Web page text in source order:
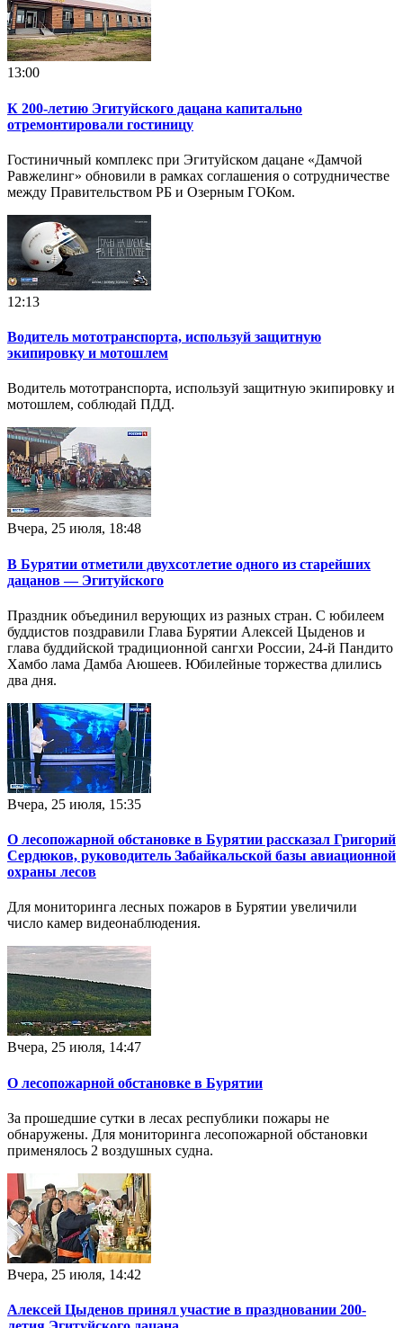
13:00
К 200-летию Эгитуйского дацана капитально
отремонтировали гостиницу
Гостиничный комплекс при Эгитуйском дацане «Дамчой
Равжелинг» обновили в рамках соглашения о сотрудничестве
между Правительством РБ и Озерным ГОКом.
12:13
Водитель мототранспорта, используй защитную
экипировку и мотошлем
Водитель мототранспорта, используй защитную экипировку и
мотошлем, соблюдай ПДД.
Вчера, 25 июля, 18:48
В Бурятии отметили двухсотлетие одного из старейших
дацанов — Эгитуйского
Праздник объединил верующих из разных стран. С юбилеем
буддистов поздравили Глава Бурятии Алексей Цыденов и
глава буддийской традиционной сангхи России, 24-й Пандито
Хамбо лама Дамба Аюшеев. Юбилейные торжества длились
два дня.
Вчера, 25 июля, 15:35
О лесопожарной обстановке в Бурятии рассказал Григорий
Сердюков, руководитель Забайкальской базы авиационной
охраны лесов
Для мониторинга лесных пожаров в Бурятии увеличили
число камер видеонаблюдения.
Вчера, 25 июля, 14:47
О лесопожарной обстановке в Бурятии
За прошедшие сутки в лесах республики пожары не
обнаружены. Для мониторинга лесопожарной обстановки
применялось 2 воздушных судна.
Вчера, 25 июля, 14:42
Алексей Цыденов принял участие в праздновании 200-